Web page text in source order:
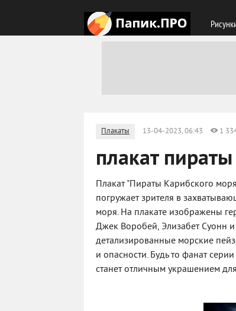
Плакаты 13-04-2023, 06:43 1
плакат
Плакат "Пираты Карибского
погружает зрителя в
моря. На плакате изображены
Джек Воробей, Элизабет Суонн
детализированные морские
и опасности. Будь то фанат
станет отличным украшением